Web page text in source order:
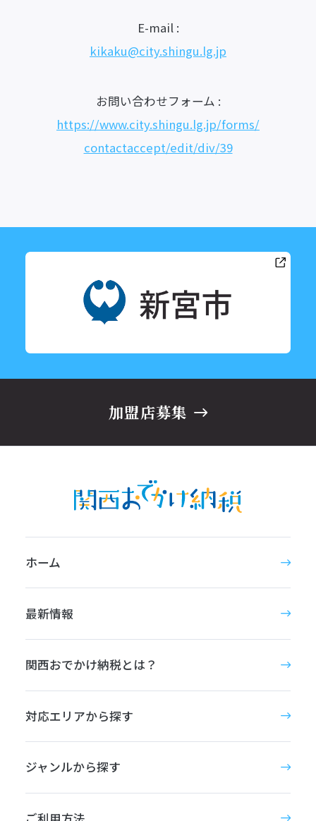
E-mail :
kikaku@city.shingu.lg.jp
お問い合わせフォーム :
https://www.city.shingu.lg.jp/forms/
contactaccept/edit/div/39
加盟店募集
ホーム
最新情報
関西おでかけ納税とは？
対応エリアから探す
ジャンルから探す